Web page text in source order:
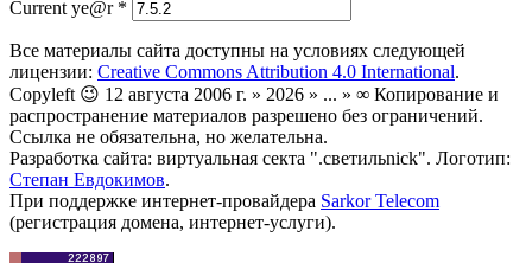
Current ye@r *
Все материалы сайта доступны на условиях следующей
лицензии: Creative Commons Attribution 4.0 International.
Copyleft 😉 12 августа 2006 г. » 2026 » ... » ∞ Копирование и
распространение материалов разрешено без ограничений.
Ссылка не обязательна, но желательна.
Разработка сайта: виртуальная секта ".светильnick". Логотип:
Степан Евдокимов.
При поддержке интернет-провайдера Sarkor Telecom
(регистрация домена, интернет-услуги).